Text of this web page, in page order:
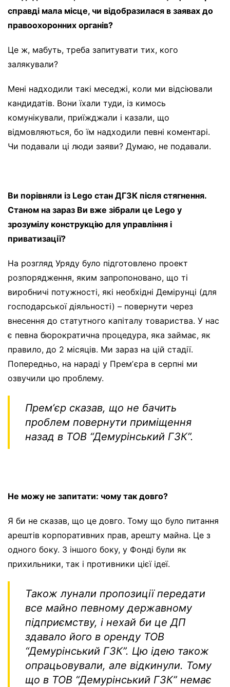
справді мала місце, чи відобразилася в заявах до
правоохоронних органів?
Це ж, мабуть, треба запитувати тих, кого
залякували?
Мені надходили такі меседжі, коли ми відсіювали
кандидатів. Вони їхали туди, із кимось
комунікували, приїжджали і казали, що
відмовляються, бо їм надходили певні коментарі.
Чи подавали ці люди заяви? Думаю, не подавали.
Ви порівняли із Lego стан ДГЗК після стягнення.
Станом на зараз Ви вже зібрали це Lego у
зрозумілу конструкцію для управління і
приватизації?
На розгляд Уряду було підготовлено проект
розпорядження, яким запропоновано, що ті
виробничі потужності, які необхідні Демірунці (для
господарської діяльності) – повернути через
внесення до статутного капіталу товариства. У нас
є певна бюрократична процедура, яка займає, як
правило, до 2 місяців. Ми зараз на цій стадії.
Попередньо, на нараді у Премʼєра в серпні ми
озвучили цю проблему.
Премʼєр сказав, що не бачить
проблем повернути приміщення
назад в ТОВ “Демурінський ГЗК”.
Не можу не запитати: чому так довго?
Я би не сказав, що це довго. Тому що було питання
арештів корпоративних прав, арешту майна. Це з
одного боку. З іншого боку, у Фонді були як
прихильники, так і противники цієї ідеї.
Також лунали пропозиції передати
все майно певному державному
підприємству, і нехай би це ДП
здавало його в оренду ТОВ
“Демурінський ГЗК”. Цю ідею також
опрацьовували, але відкинули. Тому
що в ТОВ “Демурінський ГЗК” немає